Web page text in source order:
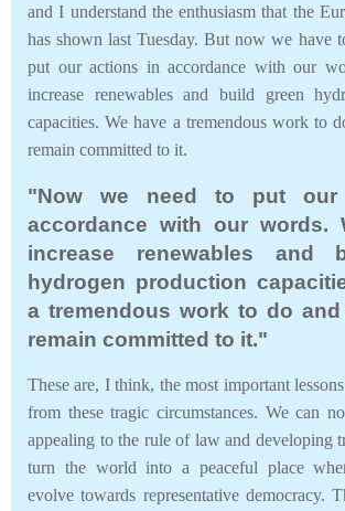
and I understand the enthusiasm that the
has shown last Tuesday. But now we have
put our actions in accordance with our
increase renewables and build green
capacities. We have a tremendous work to
remain committed to it.
"Now we need to put our
accordance with our words.
increase renewables and
hydrogen production
a tremendous work to do
remain committed to it."
These are, I think, the most important
from these tragic circumstances. We can
appealing to the rule of law and developing
turn the world into a peaceful place
evolve towards representative democracy.